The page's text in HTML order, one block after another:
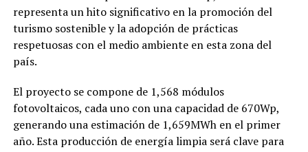
representa un hito significativo en la promoción del
turismo sostenible y la adopción de prácticas
respetuosas con el medio ambiente en esta zona del
país.
El proyecto se compone de 1,568 módulos
fotovoltaicos, cada uno con una capacidad de 670Wp,
generando una estimación de 1,659MWh en el primer
año. Esta producción de energía limpia será clave para